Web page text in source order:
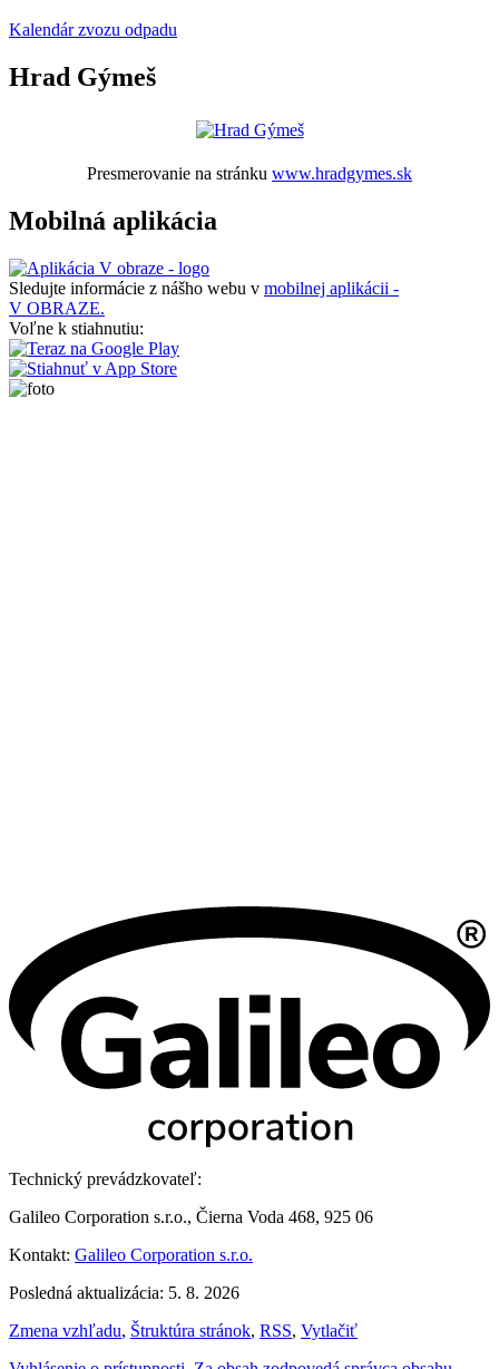
Kalendár zvozu odpadu
Hrad Gýmeš
Presmerovanie na stránku www.hradgymes.sk
Mobilná aplikácia
Sledujte informácie z nášho webu v mobilnej aplikácii -
V OBRAZE.
Voľne k stiahnutiu:
Technický prevádzkovateľ:
Galileo Corporation s.r.o., Čierna Voda 468, 925 06
Kontakt: Galileo Corporation s.r.o.
Posledná aktualizácia: 5. 8. 2026
Zmena vzhľadu, Štruktúra stránok, RSS, Vytlačiť